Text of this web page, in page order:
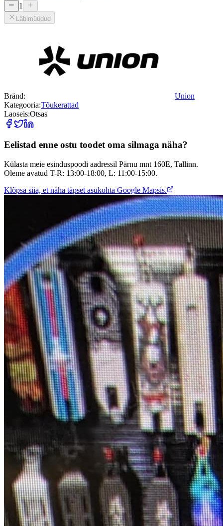
1
Läbimüüdud
Bränd:
Union
Kategooria:Tõukerattad
Laoseis:Otsas
Eelistad enne ostu toodet oma silmaga näha?
Külasta meie esinduspoodi aadressil Pärnu mnt 160E, Tallinn.
Oleme avatud T-R: 13:00-18:00, L: 11:00-15:00.
Klõpsa siia, et näha täpset asukohta Google Mapsis.